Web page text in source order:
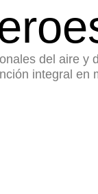
del aire y
integral en